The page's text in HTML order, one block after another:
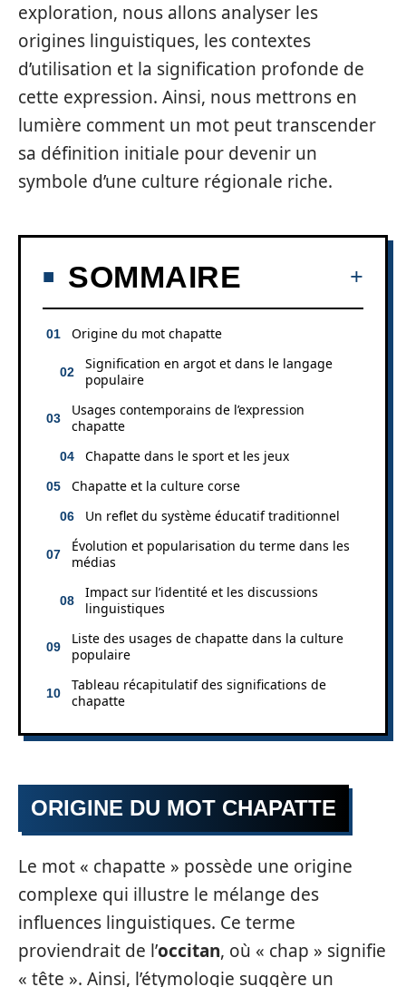
exploration, nous allons analyser les
origines linguistiques, les contextes
d’utilisation et la signification profonde de
cette expression. Ainsi, nous mettrons en
lumière comment un mot peut transcender
sa définition initiale pour devenir un
symbole d’une culture régionale riche.
SOMMAIRE
Origine du mot chapatte
Signification en argot et dans le langage
populaire
Usages contemporains de l’expression
chapatte
Chapatte dans le sport et les jeux
Chapatte et la culture corse
Un reflet du système éducatif traditionnel
Évolution et popularisation du terme dans les
médias
Impact sur l’identité et les discussions
linguistiques
Liste des usages de chapatte dans la culture
populaire
Tableau récapitulatif des significations de
chapatte
ORIGINE DU MOT CHAPATTE
Le mot « chapatte » possède une origine
complexe qui illustre le mélange des
influences linguistiques. Ce terme
proviendrait de l’occitan, où « chap » signifie
« tête ». Ainsi, l’étymologie suggère un